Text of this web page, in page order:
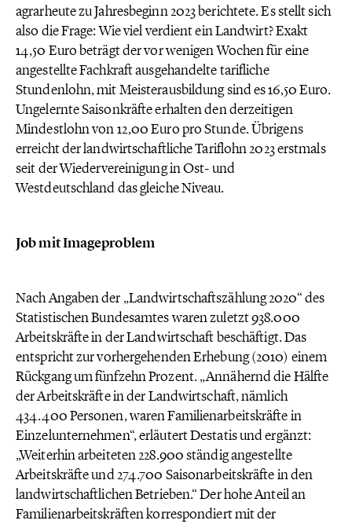
agrarheute zu Jahresbeginn 2023 berichtete. Es stellt sich
also die Frage: Wie viel verdient ein Landwirt? Exakt
14,50 Euro beträgt der vor wenigen Wochen für eine
angestellte Fachkraft ausgehandelte tarifliche
Stundenlohn, mit Meisterausbildung sind es 16,50 Euro.
Ungelernte Saisonkräfte erhalten den derzeitigen
Mindestlohn von 12,00 Euro pro Stunde. Übrigens
erreicht der landwirtschaftliche Tariflohn 2023 erstmals
seit der Wiedervereinigung in Ost- und
Westdeutschland das gleiche Niveau.
Job mit Imageproblem
Nach Angaben der „Landwirtschaftszählung 2020“ des
Statistischen Bundesamtes waren zuletzt 938.000
Arbeitskräfte in der Landwirtschaft beschäftigt. Das
entspricht zur vorhergehenden Erhebung (2010) einem
Rückgang um fünfzehn Prozent. „Annähernd die Hälfte
der Arbeitskräfte in der Landwirtschaft, nämlich
434.400 Personen, waren Familienarbeitskräfte in
Einzelunternehmen“, erläutert Destatis und ergänzt:
„Weiterhin arbeiteten 228.900 ständig angestellte
Arbeitskräfte und 274.700 Saisonarbeitskräfte in den
landwirtschaftlichen Betrieben.“ Der hohe Anteil an
Familienarbeitskräften korrespondiert mit der